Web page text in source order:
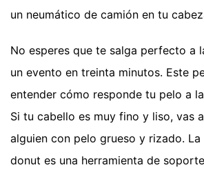
un neumático de camión en tu
No esperes que te salga perfecto a
un evento en treinta minutos. Este
entender cómo responde tu pelo a
Si tu cabello es muy fino y liso, vas
alguien con pelo grueso y rizado. La
donut es una herramienta de